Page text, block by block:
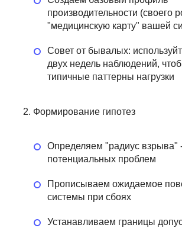
производительности (своего
"медицинскую карту" вашей
Совет от бывалых:
двух недель наблюдений,
типичные паттерны нагрузки
Формирование гипотез
Определяем "радиус взрыва"
потенциальных проблем
Прописываем ожидаемое
системы при сбоях
Устанавливаем границы